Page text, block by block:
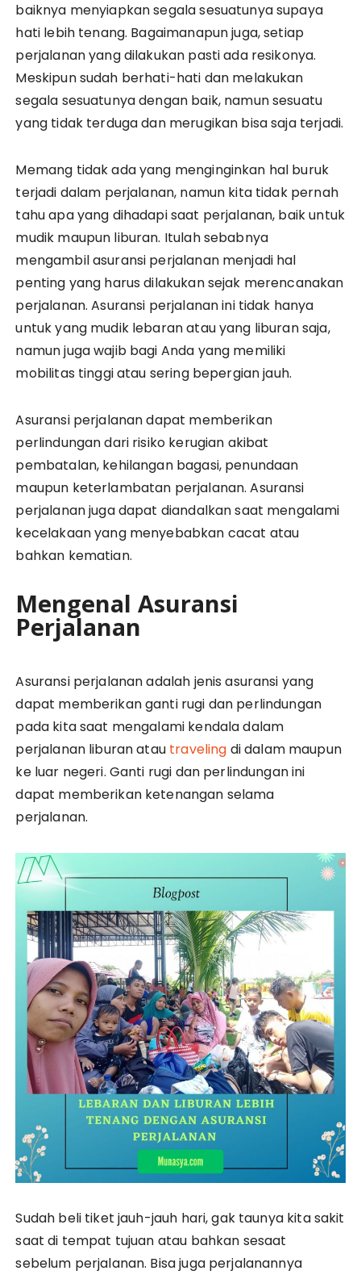
baiknya menyiapkan segala sesuatunya supaya
hati lebih tenang. Bagaimanapun juga, setiap
perjalanan yang dilakukan pasti ada resikonya.
Meskipun sudah berhati-hati dan melakukan
segala sesuatunya dengan baik, namun sesuatu
yang tidak terduga dan merugikan bisa saja terjadi.
Memang tidak ada yang menginginkan hal buruk
terjadi dalam perjalanan, namun kita tidak pernah
tahu apa yang dihadapi saat perjalanan, baik untuk
mudik maupun liburan. Itulah sebabnya
mengambil asuransi perjalanan menjadi hal
penting yang harus dilakukan sejak merencanakan
perjalanan. Asuransi perjalanan ini tidak hanya
untuk yang mudik lebaran atau yang liburan saja,
namun juga wajib bagi Anda yang memiliki
mobilitas tinggi atau sering bepergian jauh.
Asuransi perjalanan dapat memberikan
perlindungan dari risiko kerugian akibat
pembatalan, kehilangan bagasi, penundaan
maupun keterlambatan perjalanan. Asuransi
perjalanan juga dapat diandalkan saat mengalami
kecelakaan yang menyebabkan cacat atau
bahkan kematian.
Mengenal Asuransi
Perjalanan
Asuransi perjalanan adalah jenis asuransi yang
dapat memberikan ganti rugi dan perlindungan
pada kita saat mengalami kendala dalam
perjalanan liburan atau traveling di dalam maupun
ke luar negeri. Ganti rugi dan perlindungan ini
dapat memberikan ketenangan selama
perjalanan.
Sudah beli tiket jauh-jauh hari, gak taunya kita sakit
saat di tempat tujuan atau bahkan sesaat
sebelum perjalanan. Bisa juga perjalanannya